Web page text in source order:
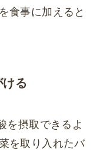
食事に加えると
る
を摂取できるよ
を取り入れたバ